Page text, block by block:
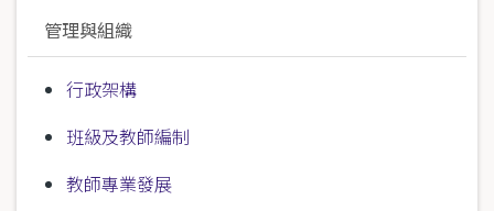
管理與組織
行政架構
班級及教師編制
教師專業發展